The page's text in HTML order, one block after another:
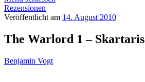
Rezensionen
Veröffentlicht am 14. August 2010
The Warlord 1 – Skartaris
Benjamin Vogt